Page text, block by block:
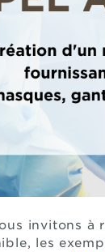
invitons à
les